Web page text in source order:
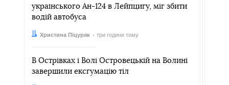
українського Ан-124 в Лейпцигу, міг збити
водій автобуса
Автор:
Христина Піцуряк
Дата: три години тому
В Острівках і Волі Островецькій на Волині
завершили ексгумацію тіл